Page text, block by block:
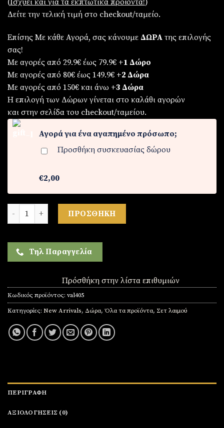
€29,90.
(Iσχύει και για τα εκπτωτικά προϊόντα!)
Δείτε την τελική τιμή στο checkout/ταμείο.
Επίσης Με κάθε Αγορά, σας κάνουμε ΔΩΡΑ της επιλογής
σας!
Με αγορές από 29.9€ έως 79.9€ +1 Δώρο
Με αγορές από 80€ έως 149.9€ +2 Δώρα
Με αγορές από 150€ και άνω +3 Δώρα
Η επιλογή των Δώρων γίνεται στο καλάθι αγορών
και στην σελίδα του checkout/ταμείου.
Αγορά για ένα αγαπημένο πρόσωπο;
Προσθήκη συσκευασίας δώρου
€2,00
Γυναικείο σετ κολιέ και σκουλαρίκια ποσότητα
ΠΡΟΣΘΉΚΗ
Τηλ Παραγγελία
Πρόσθήκη στην λίστα επιθυμιών
Κωδικός προϊόντος: val405
Κατηγορίες: New Arrivals, Δώρα, Όλα τα προϊόντα, Σετ λαιμού
ΠΕΡΙΓΡΑΦΉ
ΑΞΙΟΛΟΓΉΣΕΙΣ (0)